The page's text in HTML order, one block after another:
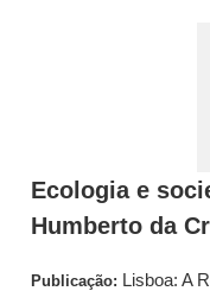
Ecologia e
Humberto da
Publicação: Lisboa: A